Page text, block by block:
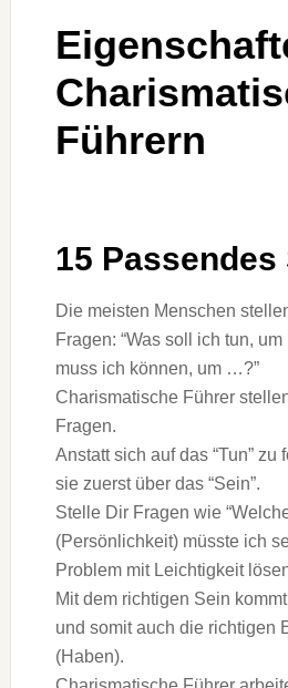
Führern
15 Passendes
Die meisten Menschen
Fragen: “Was soll ich tun,
muss ich können, um …?”
Charismatische Führer
Fragen.
Anstatt sich auf das “Tun” zu
sie zuerst über das “Sein”.
Stelle Dir Fragen wie
(Persönlichkeit) müsste ich
Problem mit Leichtigkeit
Mit dem richtigen Sein
und somit auch die richtigen
(Haben).